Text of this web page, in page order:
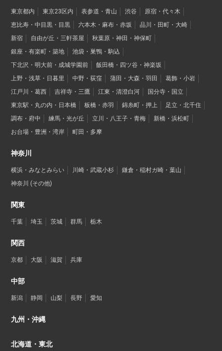
東京都内 東京23区内 表参道・青山 渋谷
原宿・代々木
恵比寿・中目黒・目黒
六本木・麻布・赤坂
品川・田町・大崎
新宿
自由が丘・三軒茶屋
秋葉原・神田・神保町
銀座・有楽町・築地
池袋・巣鴨・駒込
下北沢・明大前・成城学園前
飯田橋・四ツ谷・神楽坂
上野・浅草・日暮里
中野・荻窪 蒲田・大森・羽田
葛飾・小岩
江戸川・葛西
吉祥寺・三鷹 江東・清澄白河
国分寺・国立
東京駅・丸の内・日本橋
板橋・赤羽 錦糸町・押上
足立・北千住
調布・府中
練馬・光が丘 立川・八王子・青梅
新橋・浜松町
お台場・豊洲・湾岸
町田・多摩
神奈川
横浜・みなとみらい 川崎・武蔵小杉
鎌倉・稲村ガ崎・葉山
神奈川 (その他)
関東
千葉 埼玉 茨城 群馬 栃木
関西
京都 大阪 滋賀 兵庫
中部
新潟 静岡 山梨 長野 愛知
九州・沖縄
北海道・東北